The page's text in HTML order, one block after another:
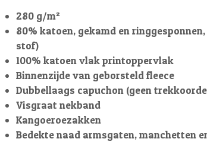
280 g/m²
80% katoen, gekamd en
stof)
100% katoen vlak printoppervlak
Binnenzijde van geborsteld fleece
Dubbellaags capuchon (geen
Visgraat nekband
Kangoeroezakken
Bedekte naad armsgaten, manchetten